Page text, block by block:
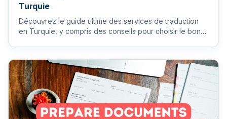
Turquie
Découvrez le guide ultime des services de traduction
en Turquie, y compris des conseils pour choisir le bon